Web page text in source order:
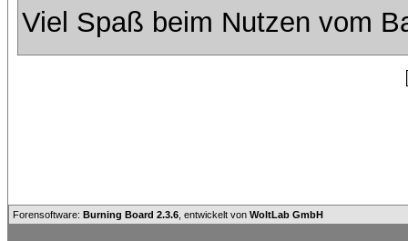
Viel Spaß beim Nutzen vom
Forensoftware: Burning Board 2.3.6 , entwickelt von WoltLab GmbH